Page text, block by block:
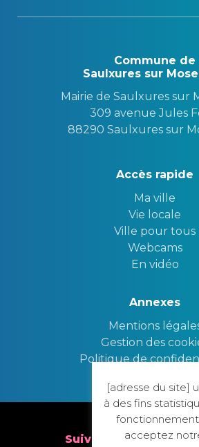
Commune de
Saulxures sur
Mairie de Saulxures sur
309 avenue Jules
88290 Saulxures sur
Accès rapide
Ma ville
Vie locale
Ville pour tous
Webcams
En vidéo
Annexes
Mentions
Gestion des
Politique de
Nous contacter
Suivez nous sur nos
[adresse du site]
à des fins
fonctionnement
acceptez